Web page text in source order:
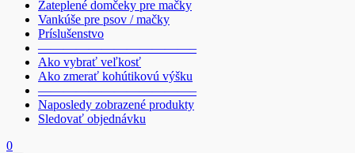
Zateplené domčeky pre mačky
Vankúše pre psov / mačky
Príslušenstvo
————————————–
Ako vybrať veľkosť
Ako zmerať kohútikovú výšku
————————————–
Naposledy zobrazené produkty
Sledovať objednávku
0